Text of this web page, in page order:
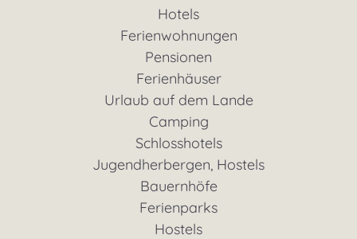
Hotels
Ferienwohnungen
Pensionen
Ferienhäuser
Urlaub auf dem Lande
Camping
Schlosshotels
Jugendherbergen, Hostels
Bauernhöfe
Ferienparks
Hostels